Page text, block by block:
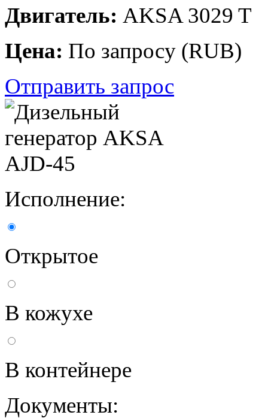
Двигатель: AKSA 3029 T
Цена: По запросу (RUB)
Отправить запрос
Исполнение:
Открытое
В кожухе
В контейнере
Документы: